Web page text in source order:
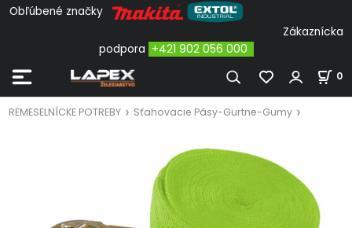
Obľúbené značky
Zákaznícka
podpora +421 902 056 000
0
REMESELNÍCKE POTREBY Sťahovacie Pásy-Gurtne-Gumy